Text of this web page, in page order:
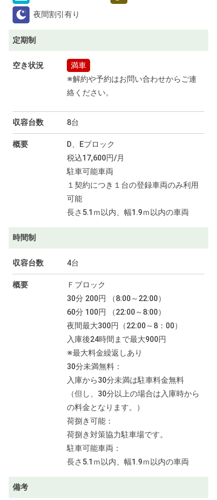
夜間割引有り
定期制
空き状況
満車
※解約や予約はお問い合わせからご連
絡ください。
収容台数 8台
概要
D、Eブロック
税込17,600円/月
駐車可能車両
１契約につき１台の登録車両のみ利用
可能
長さ5.1ｍ以内、幅1.9ｍ以内の車両
時間制
収容台数 4台
概要
Ｆブロック
30分 200円 （8:00～22:00）
60分 100円 （22:00～8:00）
夜間最大300円（22:00～8：00）
入庫後24時間まで最大900円
※最大料金繰返しあり
30分未満無料：
入庫から30分未満は駐車料金無料
（但し、30分以上の場合は入庫時から
の料金となります。）
荷捌き可能：
荷捌き対策協力駐車場です。
駐車可能車両：
長さ5.1ｍ以内、幅1.9ｍ以内の車両
備考